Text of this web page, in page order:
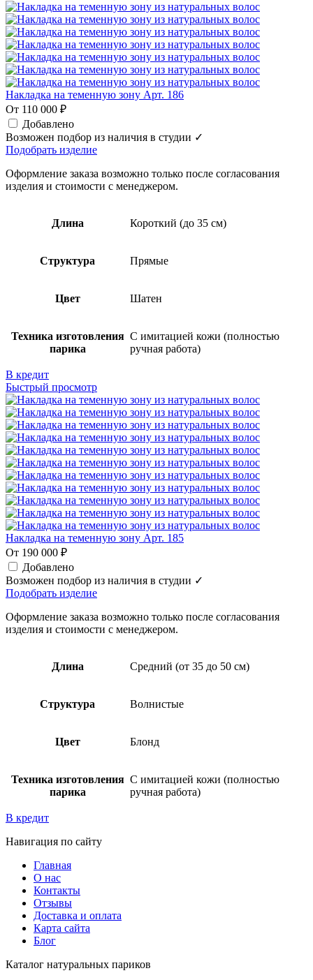
Накладка на теменную зону Арт. 186
От 110 000 ₽
Добавлено
Возможен подбор из наличия в студии ✓
Подобрать изделие
Оформление заказа возможно только после согласования
изделия и стоимости с менеджером.
Длина Короткий (до 35 см)
Структура Прямые
Цвет Шатен
Техника изготовления
парика
С имитацией кожи (полностью
ручная работа)
В кредит
Быстрый просмотр
Накладка на теменную зону Арт. 185
От 190 000 ₽
Добавлено
Возможен подбор из наличия в студии ✓
Подобрать изделие
Оформление заказа возможно только после согласования
изделия и стоимости с менеджером.
Длина Средний (от 35 до 50 см)
Структура Волнистые
Цвет Блонд
Техника изготовления
парика
С имитацией кожи (полностью
ручная работа)
В кредит
Навигация по сайту
Главная
О нас
Контакты
Отзывы
Доставка и оплата
Карта сайта
Блог
Каталог натуральных париков